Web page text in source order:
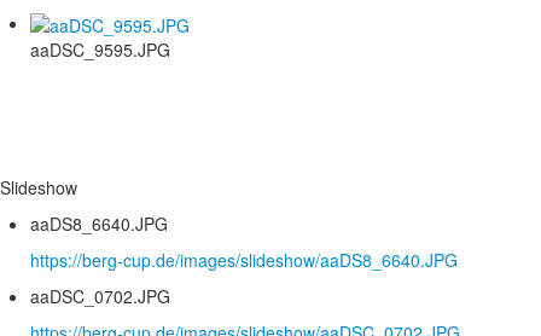
aaDSC_9595.JPG
Slideshow
aaDS8_6640.JPG
https://berg-cup.de/images/slideshow/aaDS8_6640.JPG
aaDSC_0702.JPG